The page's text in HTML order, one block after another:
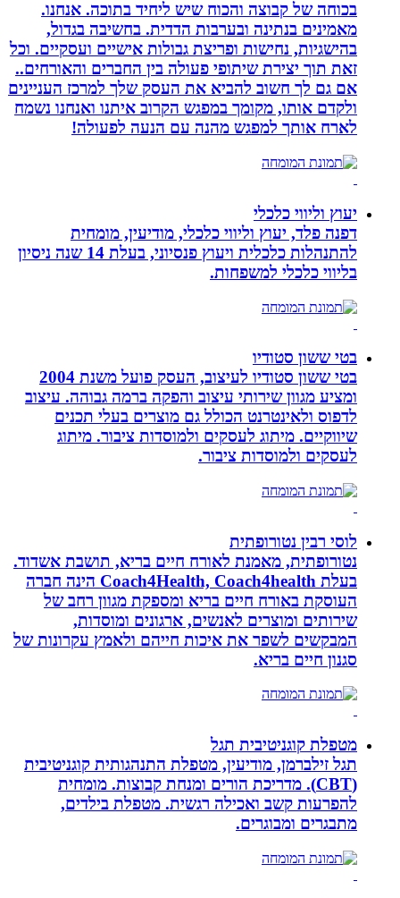
בכוחה של קבוצה והכוח שיש ליחיד בתוכה. אנחנו.
מאמינים בנתינה ובערבות הדדית. בחשיבה בגדול,
בהישגיות, נחישות ופריצת גבולות אישיים ועסקיים. וכל
זאת תוך יצירת שיתופי פעולה בין החברים והאורחים..
אם גם לך חשוב להביא את העסק שלך למרכז העניינים
ולקדם אותו, מקומך במפגש הקרוב איתנו ואנחנו נשמח
לארח אותך למפגש מהנה עם הנעה לפעולה!
יעוץ וליווי כלכלי
דפנה פלד, יעוץ וליווי כלכלי, מודיעין, מומחית
להתנהלות כלכלית ויעוץ פנסיוני, בעלת 14 שנה ניסיון
בליווי כלכלי למשפחות.
בטי ששון סטודיו
בטי ששון סטודיו לעיצוב, העסק פועל משנת 2004
ומציע מגוון שירותי עיצוב והפקה ברמה גבוהה. עיצוב
לדפוס ולאינטרנט הכולל גם מוצרים בעלי תכנים
שיווקיים. מיתוג לעסקים ולמוסדות ציבור. מיתוג
לעסקים ולמוסדות ציבור.
לוסי רבין נטורופתית
נטורופתית, מאמנת לאורח חיים בריא, תושבת אשדוד.
בעלת Coach4Health, Coach4health הינה חברה
העוסקת באורח חיים בריא ומספקת מגוון רחב של
שירותים ומוצרים לאנשים, ארגונים ומוסדות,
המבקשים לשפר את איכות חייהם ולאמץ עקרונות של
סגנון חיים בריא.
מטפלת קוגניטיבית תגל
תגל זילברמן, מודיעין, מטפלת התנהגותית קוגניטיבית
(CBT). מדריכת הורים ומנחת קבוצות. מומחית
להפרעות קשב ואכילה רגשית. מטפלת בילדים,
מתבגרים ומבוגרים.